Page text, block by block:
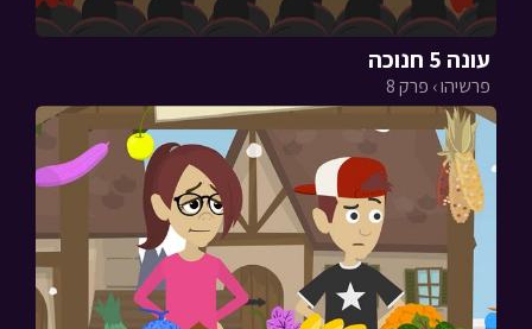
עונה 5 חנוכה
פרשיהו › פרק 8